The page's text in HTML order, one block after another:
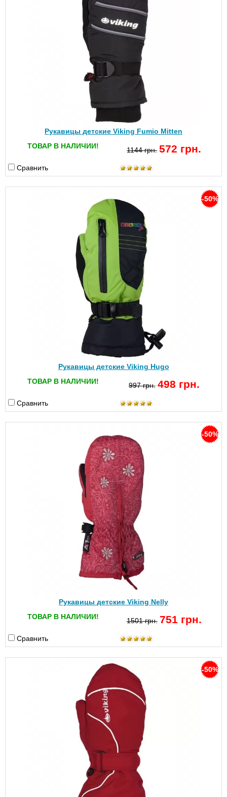
Рукавицы детские Viking Fumio Mitten
ТОВАР В НАЛИЧИИ!
1144 грн. 572 грн.
Сравнить
-50%
Рукавицы детские Viking Hugo
ТОВАР В НАЛИЧИИ!
997 грн. 498 грн.
Сравнить
-50%
Рукавицы детские Viking Nelly
ТОВАР В НАЛИЧИИ!
1501 грн. 751 грн.
Сравнить
-50%